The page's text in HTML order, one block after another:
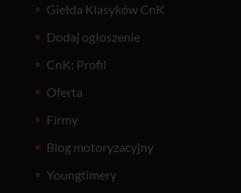
Giełda Klasyków CnK
Dodaj ogłoszenie
CnK: Profil
Oferta
Firmy
Blog motoryzacyjny
Youngtimery